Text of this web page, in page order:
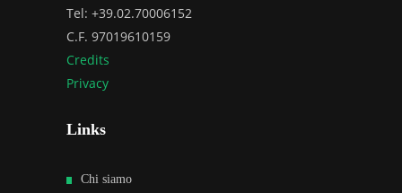
Tel: +39.02.70006152
C.F. 97019610159
Credits
Privacy
Links
Chi siamo